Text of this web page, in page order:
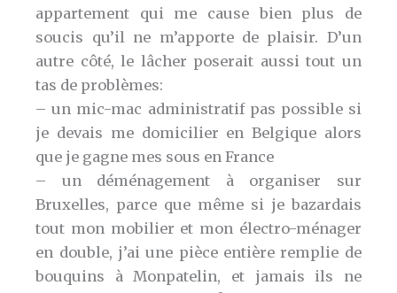
appartement qui me cause bien plus de
soucis qu’il ne m’apporte de plaisir. D’un
autre côté, le lâcher poserait aussi tout un
tas de problèmes:
– un mic-mac administratif pas possible si
je devais me domicilier en Belgique alors
que je gagne mes sous en France
– un déménagement à organiser sur
Bruxelles, parce que même si je bazardais
tout mon mobilier et mon électro-ménager
en double, j’ai une pièce entière remplie de
bouquins à Monpatelin, et jamais ils ne